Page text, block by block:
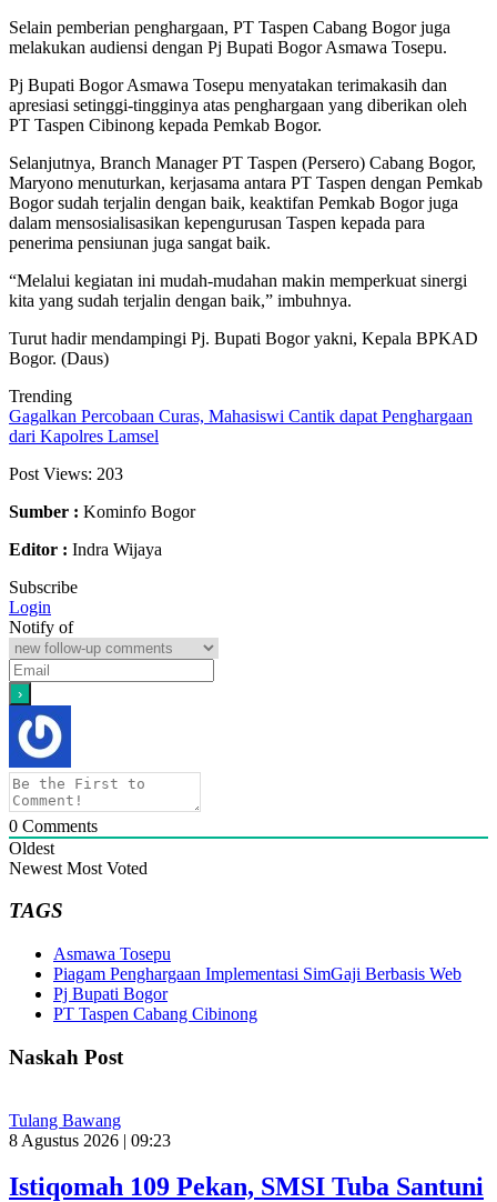
Selain pemberian penghargaan, PT Taspen Cabang Bogor juga
melakukan audiensi dengan Pj Bupati Bogor Asmawa Tosepu.
Pj Bupati Bogor Asmawa Tosepu menyatakan terimakasih dan
apresiasi setinggi-tingginya atas penghargaan yang diberikan oleh
PT Taspen Cibinong kepada Pemkab Bogor.
Selanjutnya, Branch Manager PT Taspen (Persero) Cabang Bogor,
Maryono menuturkan, kerjasama antara PT Taspen dengan Pemkab
Bogor sudah terjalin dengan baik, keaktifan Pemkab Bogor juga
dalam mensosialisasikan kepengurusan Taspen kepada para
penerima pensiunan juga sangat baik.
“Melalui kegiatan ini mudah-mudahan makin memperkuat sinergi
kita yang sudah terjalin dengan baik,” imbuhnya.
Turut hadir mendampingi Pj. Bupati Bogor yakni, Kepala BPKAD
Bogor. (Daus)
Trending
Gagalkan Percobaan Curas, Mahasiswi Cantik dapat Penghargaan
dari Kapolres Lamsel
Post Views: 203
Sumber : Kominfo Bogor
Editor : Indra Wijaya
Subscribe
Login
Notify of
0 Comments
Oldest
Newest Most Voted
TAGS
Asmawa Tosepu
Piagam Penghargaan Implementasi SimGaji Berbasis Web
Pj Bupati Bogor
PT Taspen Cabang Cibinong
Naskah Post
Tulang Bawang
8 Agustus 2026 | 09:23
Istiqomah 109 Pekan, SMSI Tuba Santuni